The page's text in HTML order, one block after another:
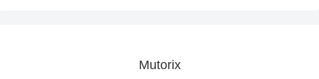
Mutorix